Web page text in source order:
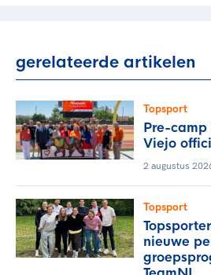
gerelateerde artikelen
Topsport
Pre-camp
Viejo
2 augustus
Topsport
nieuwe